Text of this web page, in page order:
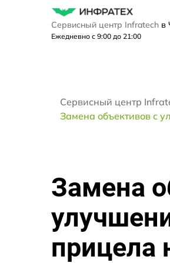
Сервисный центр Infratech в
Ежедневно с 9:00 до 21:00
Сервисный центр
Замена объективов с
Замена
прицела